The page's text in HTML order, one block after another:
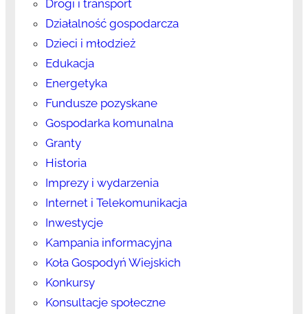
Drogi i transport
Działalność gospodarcza
Dzieci i młodzież
Edukacja
Energetyka
Fundusze pozyskane
Gospodarka komunalna
Granty
Historia
Imprezy i wydarzenia
Internet i Telekomunikacja
Inwestycje
Kampania informacyjna
Koła Gospodyń Wiejskich
Konkursy
Konsultacje społeczne